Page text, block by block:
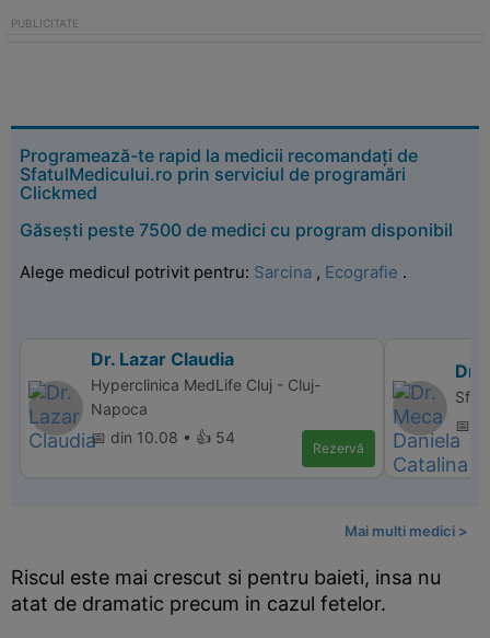
Programează-te rapid la medicii recomandați de
SfatulMedicului.ro prin serviciul de programări
Clickmed
Găsești peste 7500 de medici cu program disponibil
Alege medicul potrivit pentru: Sarcina , Ecografie .
Dr. Lazar Claudia
Hyperclinica MedLife Cluj - Cluj-
Napoca
📅 din 10.08 • 👍 54
Rezervă
Dr.
📅
Mai multi medici >
Riscul este mai crescut si pentru baieti, insa nu
atat de dramatic precum in cazul fetelor.